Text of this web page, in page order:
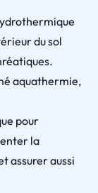
du sol
aquathermie,
pour
la
assurer aussi